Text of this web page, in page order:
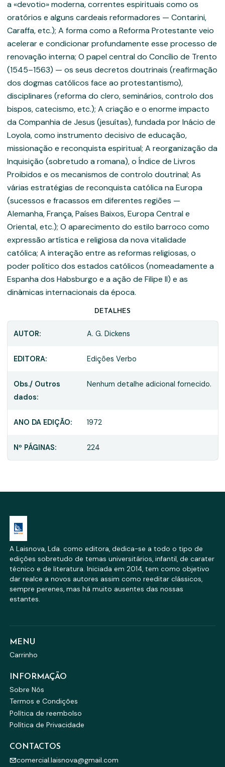
a «devotio» moderna, correntes espirituais como os
oratórios e alguns cardeais reformadores — Contarini,
Caraffa, etc.); A forma como a Reforma Protestante veio
acelerar e condicionar profundamente esse processo de
renovação interna; O papel central do Concílio de Trento
(1545–1563) — os seus decretos doutrinais (reafirmação
dos dogmas católicos face ao protestantismo),
disciplinares (reforma do clero, seminários, controlo dos
bispos, catecismo, etc.); A criação e o enorme impacto
da Companhia de Jesus (jesuítas), fundada por Inácio de
Loyola, como instrumento decisivo de educação,
missionação e reconquista espiritual; A reorganização da
Inquisição (sobretudo a romana), o Índice de Livros
Proibidos e os mecanismos de controlo doutrinal; As
várias estratégias de reconquista católica na Europa
(sucessos e fracassos em diferentes regiões —
Alemanha, França, Países Baixos, Europa Central e
Oriental, etc.); O aparecimento do estilo barroco como
expressão artística e religiosa da nova vitalidade
católica; A interação entre as reformas religiosas, o
poder político dos estados católicos (nomeadamente a
Espanha dos Habsburgo e a ação de Filipe II) e as
dinâmicas internacionais da época.
DETALHES
AUTOR: A. G. Dickens
EDITORA: Edições Verbo
Obs./ Outros
dados:
Nenhum detalhe adicional fornecido.
ANO DA EDIÇÃO: 1972
Nº PÁGINAS: 224
A Laisnova, Lda. como editora, dedica-se a todo o tipo de
edições sobretudo de temas universitários, infantil, de carater
técnico e de literatura. Iniciada em 2014, tem como objetivo
dar realce a novos autores assim como reeditar clássicos,
sempre perenes, mas há muito ausentes das nossas
estantes.
MENU
Carrinho
INFORMAÇÃO
Sobre Nós
Termos e Condições
Política de reembolso
Política de Privacidade
CONTACTOS
comercial.laisnova@gmail.com